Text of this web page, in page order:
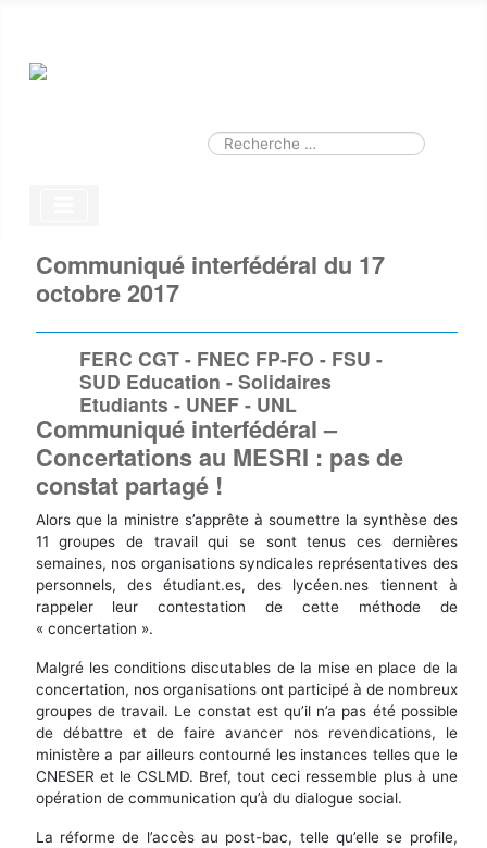
Valider
Communiqué interfédéral du 17
octobre 2017
FERC CGT - FNEC FP-FO - FSU -
SUD Education - Solidaires
Etudiants - UNEF - UNL
Communiqué interfédéral –
Concertations au MESRI : pas de
constat partagé !
Alors que la ministre s’apprête à soumettre la synthèse des
11 groupes de travail qui se sont tenus ces dernières
semaines, nos organisations syndicales représentatives des
personnels, des étudiant.es, des lycéen.nes tiennent à
rappeler leur contestation de cette méthode de
« concertation ».
Malgré les conditions discutables de la mise en place de la
concertation, nos organisations ont participé à de nombreux
groupes de travail. Le constat est qu’il n’a pas été possible
de débattre et de faire avancer nos revendications, le
ministère a par ailleurs contourné les instances telles que le
CNESER et le CSLMD. Bref, tout ceci ressemble plus à une
opération de communication qu’à du dialogue social.
La réforme de l’accès au post-bac, telle qu’elle se profile,